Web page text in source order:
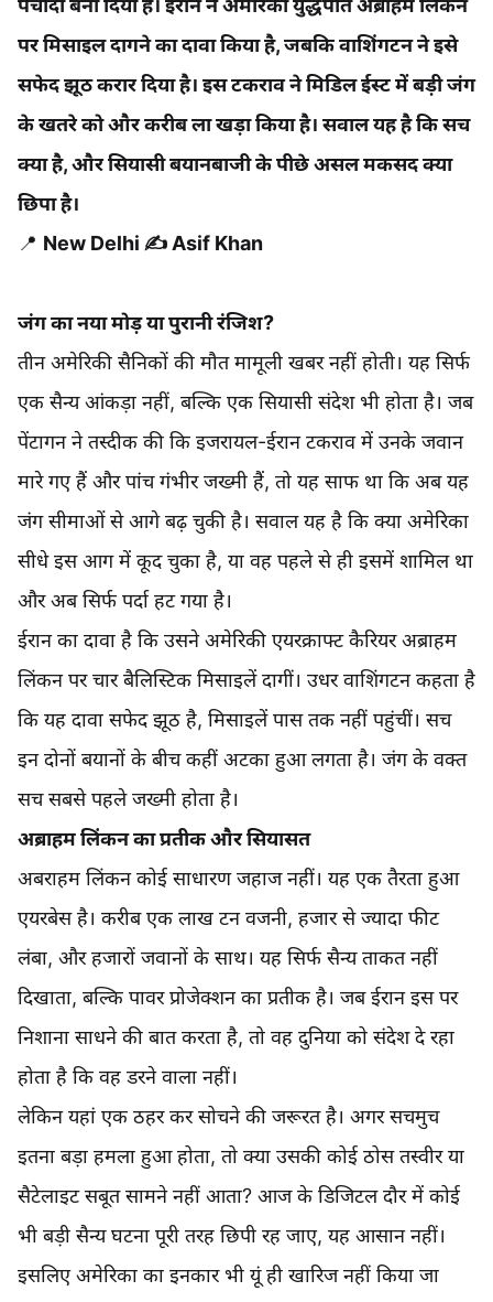
पेचीदा बना दिया है। ईरान ने अमेरिकी युद्धपोत अब्राहम लिंकन
पर मिसाइल दागने का दावा किया है, जबकि वाशिंगटन ने इसे
सफेद झूठ करार दिया है। इस टकराव ने मिडिल ईस्ट में बड़ी जंग
के खतरे को और करीब ला खड़ा किया है। सवाल यह है कि सच
क्या है, और सियासी बयानबाजी के पीछे असल मकसद क्या
छिपा है।
📍 New Delhi ✍️ Asif Khan
जंग का नया मोड़ या पुरानी रंजिश?
तीन अमेरिकी सैनिकों की मौत मामूली खबर नहीं होती। यह सिर्फ
एक सैन्य आंकड़ा नहीं, बल्कि एक सियासी संदेश भी होता है। जब
पेंटागन ने तस्दीक की कि इजरायल-ईरान टकराव में उनके जवान
मारे गए हैं और पांच गंभीर जख्मी हैं, तो यह साफ था कि अब यह
जंग सीमाओं से आगे बढ़ चुकी है। सवाल यह है कि क्या अमेरिका
सीधे इस आग में कूद चुका है, या वह पहले से ही इसमें शामिल था
और अब सिर्फ पर्दा हट गया है।
ईरान का दावा है कि उसने अमेरिकी एयरक्राफ्ट कैरियर अब्राहम
लिंकन पर चार बैलिस्टिक मिसाइलें दागीं। उधर वाशिंगटन कहता है
कि यह दावा सफेद झूठ है, मिसाइलें पास तक नहीं पहुंचीं। सच
इन दोनों बयानों के बीच कहीं अटका हुआ लगता है। जंग के वक्त
सच सबसे पहले जख्मी होता है।
अब्राहम लिंकन का प्रतीक और सियासत
अबराहम लिंकन कोई साधारण जहाज नहीं। यह एक तैरता हुआ
एयरबेस है। करीब एक लाख टन वजनी, हजार से ज्यादा फीट
लंबा, और हजारों जवानों के साथ। यह सिर्फ सैन्य ताकत नहीं
दिखाता, बल्कि पावर प्रोजेक्शन का प्रतीक है। जब ईरान इस पर
निशाना साधने की बात करता है, तो वह दुनिया को संदेश दे रहा
होता है कि वह डरने वाला नहीं।
लेकिन यहां एक ठहर कर सोचने की जरूरत है। अगर सचमुच
इतना बड़ा हमला हुआ होता, तो क्या उसकी कोई ठोस तस्वीर या
सैटेलाइट सबूत सामने नहीं आता? आज के डिजिटल दौर में कोई
भी बड़ी सैन्य घटना पूरी तरह छिपी रह जाए, यह आसान नहीं।
इसलिए अमेरिका का इनकार भी यूं ही खारिज नहीं किया जा